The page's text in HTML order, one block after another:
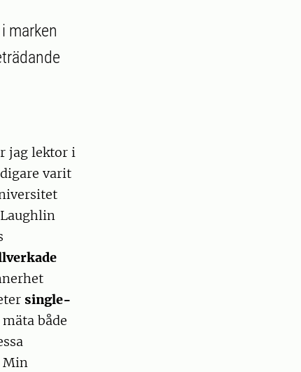
marken
jag lektor i
varit
single-
både
Min